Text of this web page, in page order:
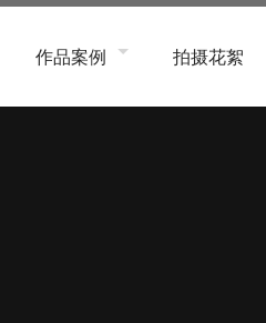
作品案例 拍摄花絮